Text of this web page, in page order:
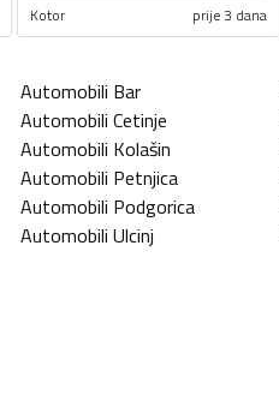
Kotor prije 3 dana
Automobili Bar
Automobili Cetinje
Automobili Kolašin
Automobili Petnjica
Automobili Podgorica
Automobili Ulcinj